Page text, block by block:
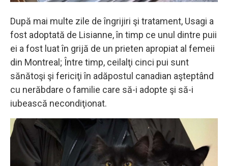
După mai multe zile de îngrijiri şi tratament, Usagi a
fost adoptată de Lisianne, în timp ce unul dintre puii
ei a fost luat în grijă de un prieten apropiat al femeii
din Montreal; Între timp, ceilalţi cinci pui sunt
sănătoşi şi fericiţi în adăpostul canadian aşteptând
cu nerăbdare o familie care să-i adopte şi să-i
iubească necondiţionat.